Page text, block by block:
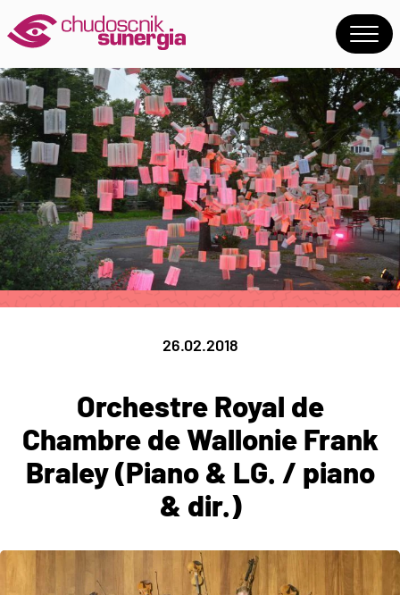
26.02.2018
Orchestre Royal de
Chambre de Wallonie Frank
Braley (Piano & LG. / piano
& dir.)